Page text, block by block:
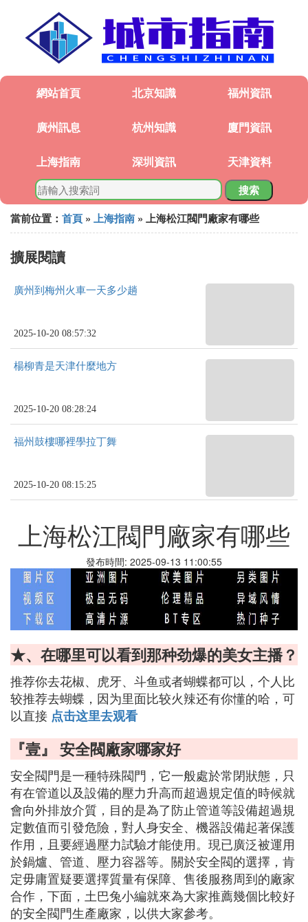
網站首頁 北京知識 福州資訊
廣州訊息 杭州知識 廈門資訊
上海指南 深圳資訊 天津資料
搜索
當前位置： 首頁 » 上海指南 » 上海松江閥門廠家有哪些
擴展閱讀
廣州到梅州火車一天多少趟
2025-10-20 08:57:32
楊柳青是天津什麼地方
2025-10-20 08:28:24
福州鼓樓哪裡學拉丁舞
2025-10-20 08:15:25
上海松江閥門廠家有哪些
發布時間: 2025-09-13 11:00:55
★、在哪里可以看到那种劲爆的美女主播？
推荐你去花椒、虎牙、斗鱼或者蝴蝶都可以，个人比
较推荐去蝴蝶，因为里面比较火辣还有你懂的哈，可
以直接 点击这里去观看
『壹』 安全閥廠家哪家好
安全閥門是一種特殊閥門，它一般處於常閉狀態，只
有在管道以及設備的壓力升高而超過規定值的時候就
會向外排放介質，目的是為了防止管道等設備超過規
定數值而引發危險，對人身安全、機器設備起著保護
作用，且要經過壓力試驗才能使用。現已廣泛被運用
於鍋爐、管道、壓力容器等。關於安全閥的選擇，肯
定毋庸置疑要選擇質量有保障、售後服務周到的廠家
合作，下面，土巴兔小編就來為大家推薦幾個比較好
的安全閥門生產廠家，以供大家參考。